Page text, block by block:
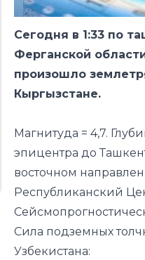
Сегодня в 1:33 по
Ферганской
произошло
Кыргызстане.
Магнитуда = 4,7.
эпицентра до
восточном
Республиканский
Сила подземных
Узбекистана: